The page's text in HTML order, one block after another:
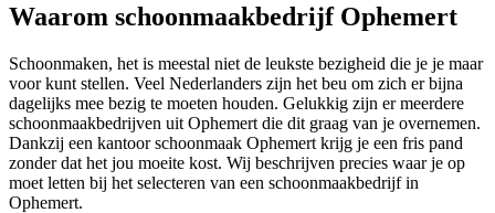
Waarom schoonmaakbedrijf Ophemert
Schoonmaken, het is meestal niet de leukste bezigheid die je je maar
voor kunt stellen. Veel Nederlanders zijn het beu om zich er bijna
dagelijks mee bezig te moeten houden. Gelukkig zijn er meerdere
schoonmaakbedrijven uit Ophemert die dit graag van je overnemen.
Dankzij een kantoor schoonmaak Ophemert krijg je een fris pand
zonder dat het jou moeite kost. Wij beschrijven precies waar je op
moet letten bij het selecteren van een schoonmaakbedrijf in
Ophemert.